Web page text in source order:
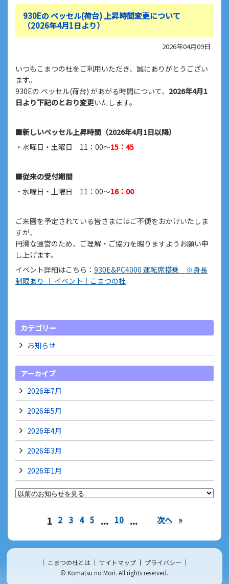
930Eの ベッセル(荷台) 上昇時間変更について
（2026年4月1日より）
2026年04月09日
いつもこまつの杜をご利用いただき、誠にありがとうござい
ます。
930Eの ベッセル(荷台) があがる時間について、 2026年4月1
日より下記のとおり変更いたします。
■新しいベッセル上昇時間（2026年4月1日以降）
・水曜日・土曜日 11：00〜15：45
■従来の受付期間
・水曜日・土曜日 11：00〜16：00
ご来園を予定されている皆さまにはご不便をおかけいたしま
すが、
円滑な運営のため、ご理解・ご協力を賜りますようお願い申
し上げます。
イベント詳細はこちら： 930E&PC4000 運転席搭乗 ※身長
制限あり ｜ イベント｜こまつの杜
カテゴリー
お知らせ
アーカイブ
2026年7月
2026年5月
2026年4月
2026年3月
2026年1月
1 2 3 4 5 ... 10 ... 次へ »
こまつの杜とは サイトマップ
プライバシー
© Komatsu no Mori. All rights reserved.